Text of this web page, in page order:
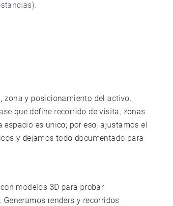
zona y posicionamiento del activo.
que define recorrido de visita, zonas
es único; por eso, ajustamos el
y dejamos todo documentado para
modelos 3D para probar
renders y recorridos